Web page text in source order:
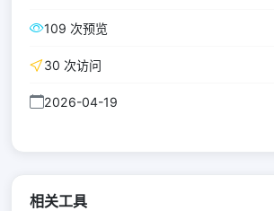
109 次预览
30 次访问
2026-04-19
相关工具